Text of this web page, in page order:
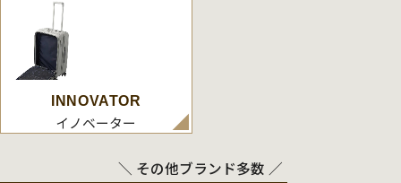
INNOVATOR
イノベーター
＼ その他ブランド多数 ／